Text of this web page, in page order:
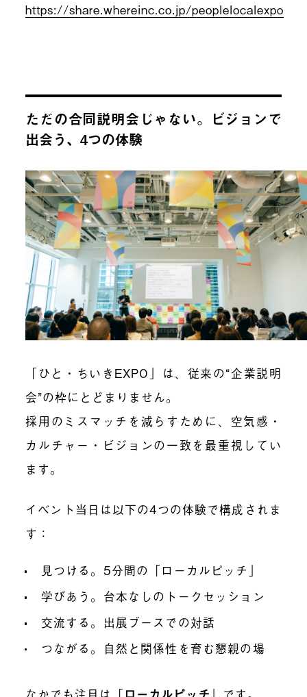
https://share.whereinc.co.jp/peoplelocalexpo
ただの合同説明会じゃない。ビジョンで
出会う、4つの体験
「ひと・ちいきEXPO」は、従来の“企業説明
会”の枠にとどまりません。
採用のミスマッチを減らすために、空気感・
カルチャー・ビジョンの一致を最重視してい
ます。
イベント当日は以下の4つの体験で構成されま
す：
見つける。5分間の「ローカルピッチ」
学びあう。台本なしのトークセッション
交流する。出展ブースでの対話
つながる。自然と関係性を育む懇親の場